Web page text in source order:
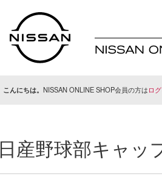
こんにちは。 NISSAN ONLINE SHOP会員の方はロ
日産野球部キャッ